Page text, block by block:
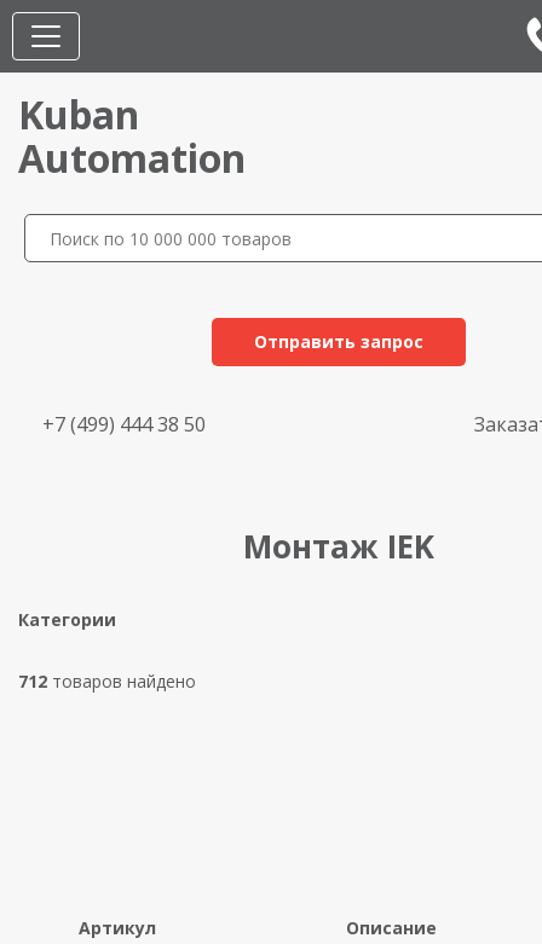
Kuban
Automation
Отправить запрос
+7 (499) 444 38 50
Монтаж IEK
Категории
712 товаров найдено
Артикул Описание